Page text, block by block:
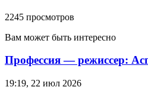
2245 просмотров
Вам может быть интересно
Профессия — режиссер:
19:19, 22 июл 2026